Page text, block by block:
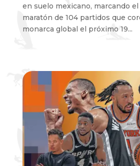
en suelo mexicano, marcando
maratón de 104 partidos que
monarca global el próximo 19...